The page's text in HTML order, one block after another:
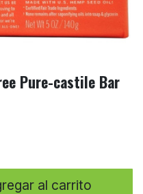
Pure-castile Bar
al carrito